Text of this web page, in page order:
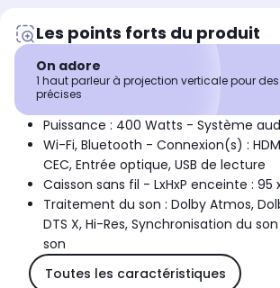
Les points forts du produit
On adore
1 haut parleur à projection verticale pour
précises
Puissance : 400 Watts - Système
Wi-Fi, Bluetooth - Connexion(s) : HDMI
CEC, Entrée optique, USB de lecture
Caisson sans fil - LxHxP enceinte : 95
Traitement du son : Dolby Atmos,
DTS X, Hi-Res, Synchronisation du
son
Toutes les caractéristiques